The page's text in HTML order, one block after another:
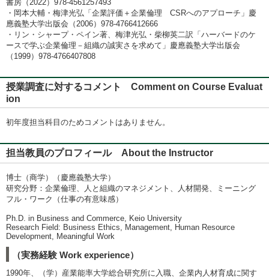
書房（2022）978-4561257493
・岡本大輔・梅津光弘「企業評価＋企業倫理 CSRへのアプローチ」慶
應義塾大学出版会（2006）978-4766412666
・リン・シャープ・ペイン著、梅津光弘・柴柳英二訳「ハーバードのケ
ースで学ぶ企業倫理－組織の誠実さを求めて」慶應義塾大学出版会
（1999）978-4766407808
授業調査に対するコメント Comment on Course Evaluat
ion
初年度担当科目のためコメントはありません。
担当教員のプロフィール About the Instructor
博士（商学）（慶應義塾大学）
研究分野：企業倫理、人と組織のマネジメント、人材開発、ミーニング
フル・ワーク（仕事の有意味感）
Ph.D. in Business and Commerce, Keio University
Research Field: Business Ethics, Management, Human Resource
Development, Meaningful Work
（実務経験 Work experience）
1990年、（学）産業能率大学総合研究所に入職、企業内人材育成に関す